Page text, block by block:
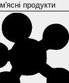
м'ясні продукти